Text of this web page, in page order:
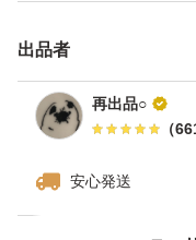
出品者
再出品○
（
安心発送